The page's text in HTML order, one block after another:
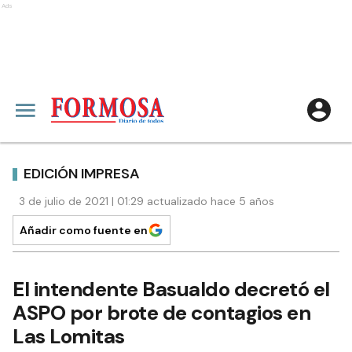
Ads
EDICIÓN IMPRESA
3 de julio de 2021 | 01:29 actualizado hace 5 años
Añadir como fuente en
El intendente Basualdo decretó el
ASPO por brote de contagios en
Las Lomitas